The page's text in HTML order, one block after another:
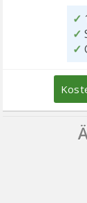
✓
✓
✓